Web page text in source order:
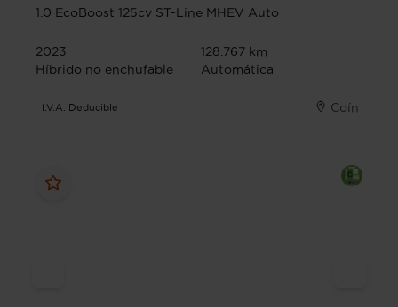
1.0 EcoBoost 125cv ST-Line MHEV Auto
2023
128.767 km
Híbrido no enchufable
Automática
I.V.A. Deducible Coín